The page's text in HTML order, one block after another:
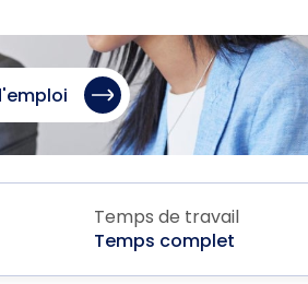
Temps de travail
Temps complet